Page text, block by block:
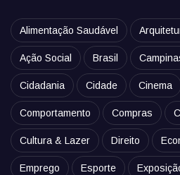
Alimentação Saudável
Ação Social Brasil
Cidadania Cidade Cinema
Comportamento Compras
Cultura & Lazer Direito
Emprego Esporte